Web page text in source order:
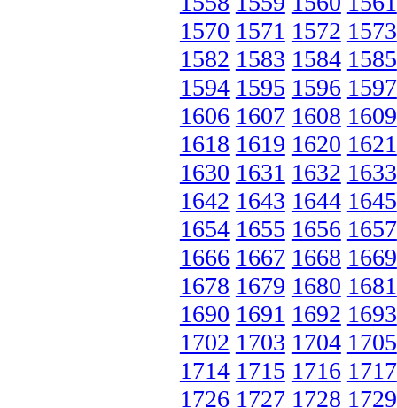
1570 1571 1572 1573
1582 1583 1584 1585
1594 1595 1596 1597
1606 1607 1608 1609
1618 1619 1620 1621
1630 1631 1632 1633
1642 1643 1644 1645
1654 1655 1656 1657
1666 1667 1668 1669
1678 1679 1680 1681
1690 1691 1692 1693
1702 1703 1704 1705
1714 1715 1716 1717
1726 1727 1728 1729